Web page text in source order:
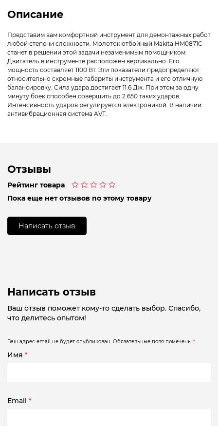
Описание
Представим вам комфортный инструмент для демонтажных работ
любой степени сложности. Молоток отбойный Makitа HM0871C
станет в решении этой задачи незаменимым помощником.
Двигатель в инструменте расположен вертикально. Его
мощность составляет 1100 Вт. Эти показатели предопределяют
относительно скромные габариты инструмента и его отличную
балансировку. Сила удара достигает 11.6 Дж. При этом за одну
минуту боек способен совершить до 2.650 таких ударов.
Интенсивность ударов регулируется электроникой. В наличии
антивибрационная система AVT.
Отзывы
Рейтинг товара
0
Пока еще нет отзывов по этому товару
Написать отзыв
Написать отзыв
Ваш отзыв поможет кому-то сделать выбор. Спасибо,
что делитесь опытом!
Ваш адрес email не будет опубликован. Обязательные поля помечены *
Имя *
Email *